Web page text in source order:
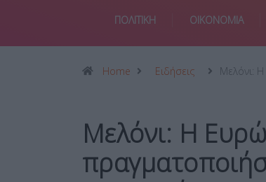
ΠΟΛΙΤΙΚΗ ΟΙΚΟΝΟΜΙΑ
Home Ειδήσεις Μελόνι:
Μελόνι: Η